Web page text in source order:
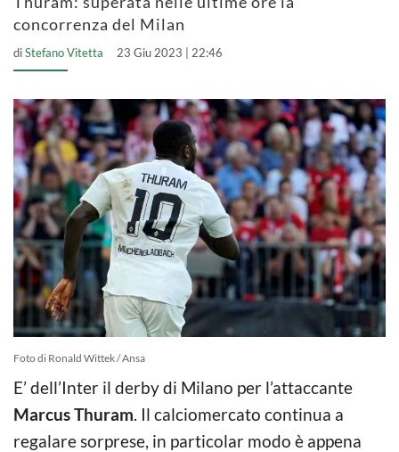
concorrenza del Milan
diStefano Vitetta 23 Giu 2023 | 22:46
Foto di Ronald Wittek / Ansa
E’ dell’Inter il derby di Milano per l’attaccante
Marcus Thuram. Il calciomercato continua a
regalare sorprese, in particolar modo è appena